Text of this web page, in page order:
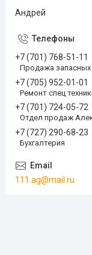
Андрей
+7 (701) 768-51-11
Продажа запасных
+7 (705) 952-01-01
Ремонт спец
+7 (701) 724-05-72
Отдел продаж
+7 (727) 290-68-23
Бухгалтерия
111.ag@mail.ru